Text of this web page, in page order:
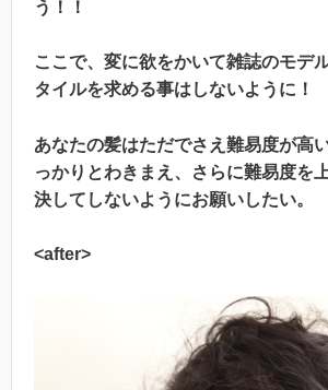
う！！
ここで、変に欲をかいて雑誌のモデ
タイルを求める事はしないように！
あなたの髪はただでさえ難易度が高
っかりとわきまえ、さらに難易度を
決してしないようにお願いしたい。
<after>